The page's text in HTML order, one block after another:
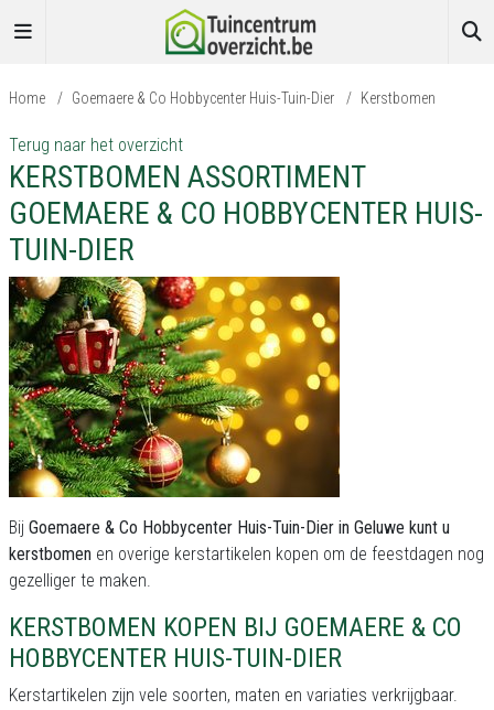
Home / Goemaere & Co Hobbycenter Huis-Tuin-Dier / Kerstbomen
Terug naar het overzicht
KERSTBOMEN ASSORTIMENT
GOEMAERE & CO HOBBYCENTER HUIS-
TUIN-DIER
Bij Goemaere & Co Hobbycenter Huis-Tuin-Dier in Geluwe kunt u
kerstbomen en overige kerstartikelen kopen om de feestdagen nog
gezelliger te maken.
KERSTBOMEN KOPEN BIJ GOEMAERE & CO
HOBBYCENTER HUIS-TUIN-DIER
Kerstartikelen zijn vele soorten, maten en variaties verkrijgbaar.